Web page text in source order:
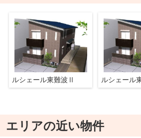
ルシェール東難波Ⅱ ルシェール
エリアの近い物件